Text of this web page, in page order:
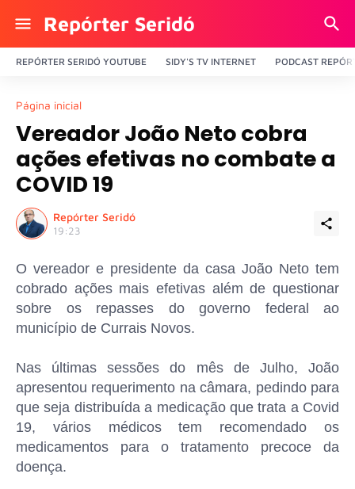
Repórter Seridó
REPÓRTER SERIDÓ YOUTUBE SIDY'S TV INTERNET PODCAST
Página inicial
Vereador João Neto cobra
ações efetivas no combate a
COVID 19
Repórter Seridó
19:23
O vereador e presidente da casa João Neto tem
cobrado ações mais efetivas além de questionar
sobre os repasses do governo federal ao
município de Currais Novos.
Nas últimas sessões do mês de Julho, João
apresentou requerimento na câmara, pedindo para
que seja distribuída a medicação que trata a Covid
19, vários médicos tem recomendado os
medicamentos para o tratamento precoce da
doença.